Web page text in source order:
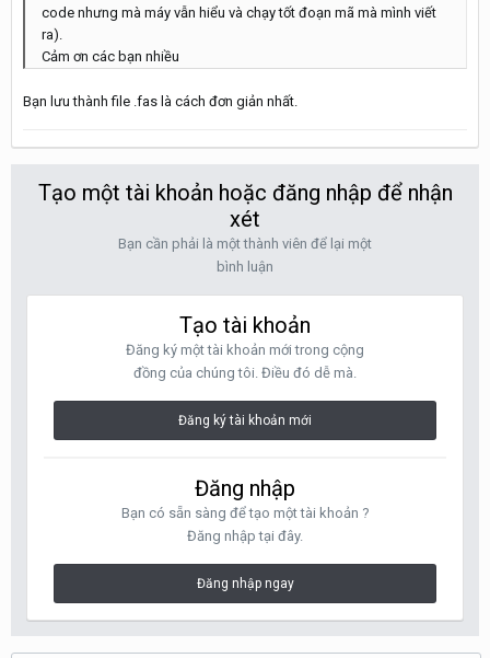
code nhưng mà máy vẫn hiểu và chạy tốt đoạn mã mà mình viết
ra).
Cảm ơn các bạn nhiều
Bạn lưu thành file .fas là cách đơn giản nhất.
Tạo một tài khoản hoặc đăng nhập để nhận
xét
Bạn cần phải là một thành viên để lại một
bình luận
Tạo tài khoản
Đăng ký một tài khoản mới trong cộng
đồng của chúng tôi. Điều đó dễ mà.
Đăng ký tài khoản mới
Đăng nhập
Bạn có sẵn sàng để tạo một tài khoản ?
Đăng nhập tại đây.
Đăng nhập ngay